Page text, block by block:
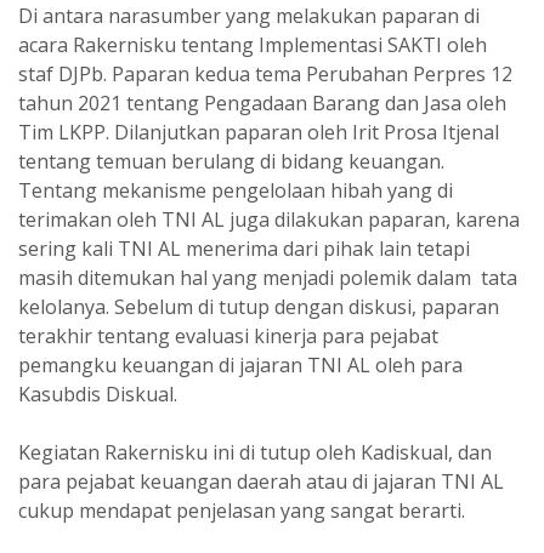
Di antara narasumber yang melakukan paparan di
acara Rakernisku tentang Implementasi SAKTI oleh
staf DJPb. Paparan kedua tema Perubahan Perpres 12
tahun 2021 tentang Pengadaan Barang dan Jasa oleh
Tim LKPP. Dilanjutkan paparan oleh Irit Prosa Itjenal
tentang temuan berulang di bidang keuangan.
Tentang mekanisme pengelolaan hibah yang di
terimakan oleh TNI AL juga dilakukan paparan, karena
sering kali TNI AL menerima dari pihak lain tetapi
masih ditemukan hal yang menjadi polemik dalam tata
kelolanya. Sebelum di tutup dengan diskusi, paparan
terakhir tentang evaluasi kinerja para pejabat
pemangku keuangan di jajaran TNI AL oleh para
Kasubdis Diskual.
Kegiatan Rakernisku ini di tutup oleh Kadiskual, dan
para pejabat keuangan daerah atau di jajaran TNI AL
cukup mendapat penjelasan yang sangat berarti.